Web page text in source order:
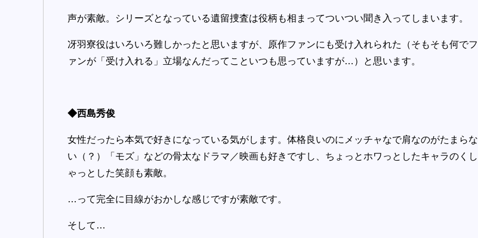
声が素敵。シリーズとなっている遺留捜査は役柄も相まってついつい聞き入ってしまいます。
冴羽寮役はいろいろ難しかったと思いますが、原作ファンにも受け入れられた（そもそも何でフ
ァンが「受け入れる」立場なんだってこといつも思っていますが…）と思います。
◆西島秀俊
女性だったら本気で好きになっている気がします。体格良いのにメッチャなで肩なのがたまらな
い（？）「モズ」などの骨太なドラマ／映画も好きですし、ちょっとホワっとしたキャラのくし
ゃっとした笑顔も素敵。
…って完全に目線がおかしな感じですが素敵です。
そして…